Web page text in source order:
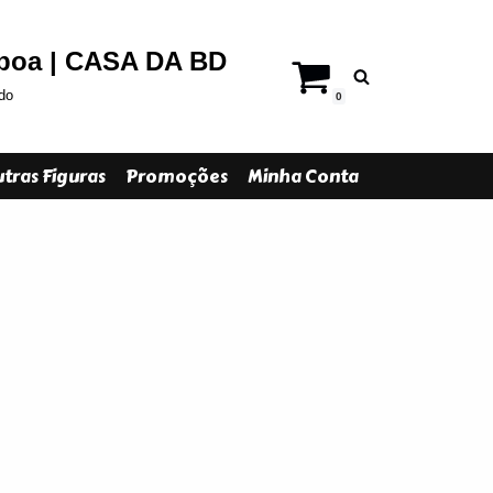
| CASA DA BD
0
Figuras Promoções Minha Conta